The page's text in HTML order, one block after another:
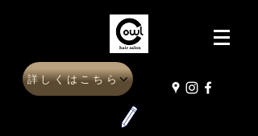
詳しくはこちら